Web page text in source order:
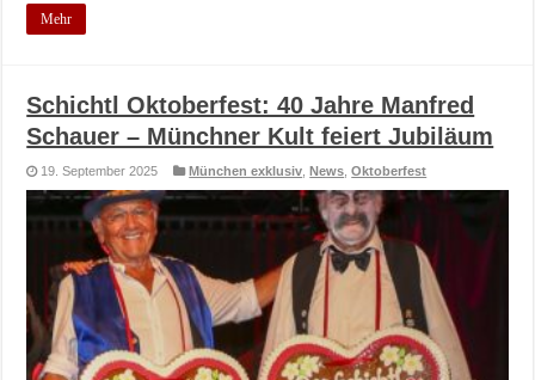
Mehr
Schichtl Oktoberfest: 40 Jahre Manfred
Schauer – Münchner Kult feiert Jubiläum
19. September 2025 München exklusiv ,News ,Oktoberfest